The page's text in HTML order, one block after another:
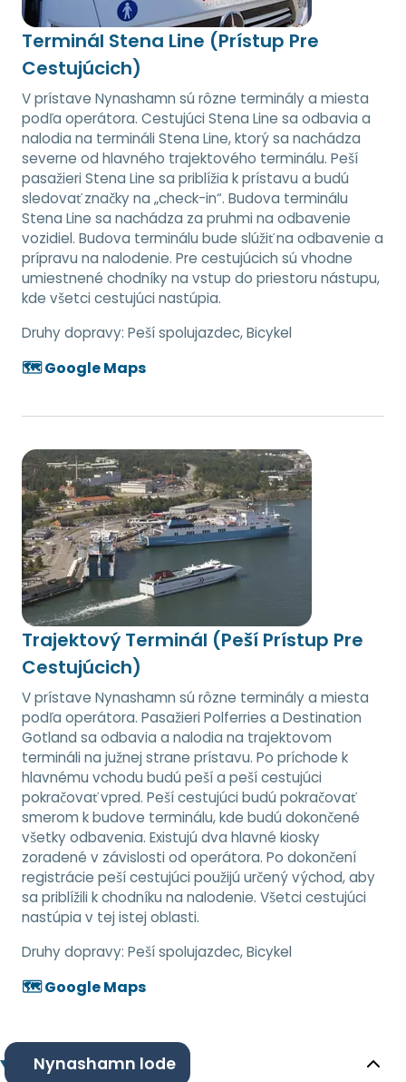
Terminál Stena Line (Prístup Pre
Cestujúcich)
V prístave Nynashamn sú rôzne terminály a miesta
podľa operátora. Cestujúci Stena Line sa odbavia a
nalodia na termináli Stena Line, ktorý sa nachádza
severne od hlavného trajektového terminálu. Peší
pasažieri Stena Line sa priblížia k prístavu a budú
sledovať značky na „check-in“. Budova terminálu
Stena Line sa nachádza za pruhmi na odbavenie
vozidiel. Budova terminálu bude slúžiť na odbavenie a
prípravu na nalodenie. Pre cestujúcich sú vhodne
umiestnené chodníky na vstup do priestoru nástupu,
kde všetci cestujúci nastúpia.
Druhy dopravy: Peší spolujazdec, Bicykel
🗺️ Google Maps
Trajektový Terminál (Peší Prístup Pre
Cestujúcich)
V prístave Nynashamn sú rôzne terminály a miesta
podľa operátora. Pasažieri Polferries a Destination
Gotland sa odbavia a nalodia na trajektovom
termináli na južnej strane prístavu. Po príchode k
hlavnému vchodu budú peší a peší cestujúci
pokračovať vpred. Peší cestujúci budú pokračovať
smerom k budove terminálu, kde budú dokončené
všetky odbavenia. Existujú dva hlavné kiosky
zoradené v závislosti od operátora. Po dokončení
registrácie peší cestujúci použijú určený východ, aby
sa priblížili k chodníku na nalodenie. Všetci cestujúci
nastúpia v tej istej oblasti.
Druhy dopravy: Peší spolujazdec, Bicykel
🗺️ Google Maps
Nynashamn lode